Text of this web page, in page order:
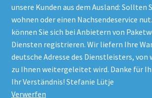
unsere Kunden aus dem Ausland: Sollten
wohnen oder einen Nachsendeservice
können Sie sich bei Anbietern von
Diensten registrieren. Wir liefern Ihre
deutsche Adresse des Dienstleisters, von
zu Ihnen weitergeleitet wird. Danke für
Ihr Verständnis! Stefanie Lütje
Verwerfen
© Onlineshop Kinderlino 2026
Datenschutzerklärung
Erstellt mit
Vertrag widerrufen